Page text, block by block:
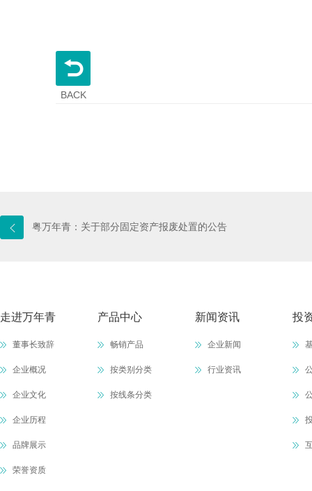
BACK
粤万年青：关于部分固定资产报废处置的公告
走进万年青
董事长致辞
企业概况
企业文化
企业历程
品牌展示
荣誉资质
产品中心
畅销产品
按类别分类
按线条分类
新闻资讯
企业新闻
行业资讯
投